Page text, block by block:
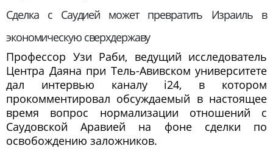
Сделка с Саудией может превратить Израиль в
экономическую сверхдержаву
Профессор Узи Раби, ведущий исследователь
Центра Даяна при Тель-Авивском университете
дал интервью каналу i24, в котором
прокомментировал обсуждаемый в настоящее
время вопрос нормализации отношений с
Саудовской Аравией на фоне сделки по
освобождению заложников.